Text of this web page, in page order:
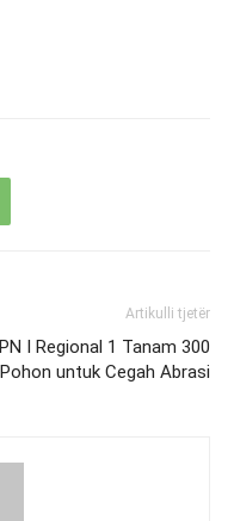
Artikulli tjetër
I Regional 1 Tanam 300
Pohon untuk Cegah Abrasi